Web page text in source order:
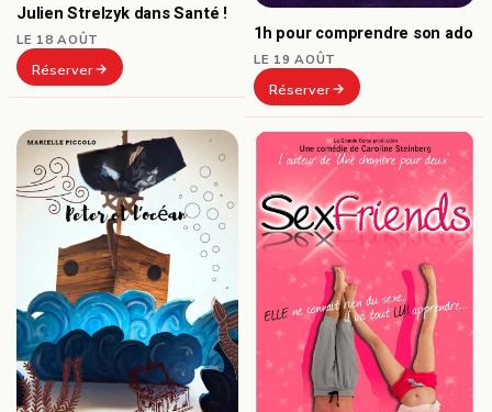
Julien Strelzyk dans Santé !
LE 18 AOÛT
Réserver
1h pour comprendre son ado
LE 19 AOÛT
Réserver